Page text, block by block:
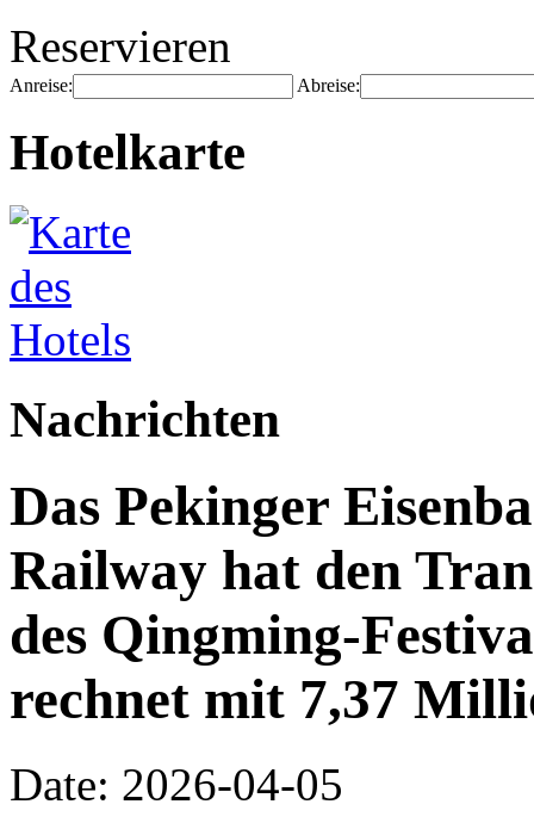
Reservieren
Anreise: Abreise:
Hotelkarte
Nachrichten
Das Pekinger
Railway hat den
des Qingming-
rechnet mit 7,37
Date: 2026-04-05